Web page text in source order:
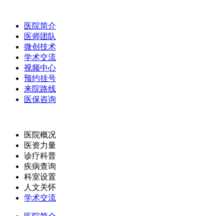
医院简介
医师团队
微创技术
学术交流
视频中心
预约挂号
来院路线
医保咨询
医院概况
医资力量
诊疗科普
疾病查询
科室设置
人文关怀
学术交流